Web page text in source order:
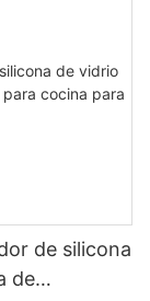
de silicona
de